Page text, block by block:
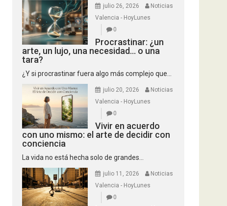
julio 26, 2026
Noticias
Valencia - HoyLunes
0
Procrastinar: ¿un
arte, un lujo, una necesidad… o una
tara?
¿Y si procrastinar fuera algo más complejo que...
julio 20, 2026
Noticias
Valencia - HoyLunes
0
Vivir en acuerdo
con uno mismo: el arte de decidir con
conciencia
La vida no está hecha solo de grandes...
julio 11, 2026
Noticias
Valencia - HoyLunes
0